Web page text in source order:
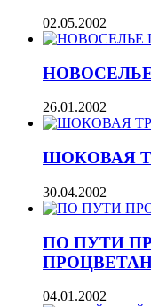
02.05.2002
26.01.2002
ШОКОВАЯ
30.04.2002
ПО ПУТИ
04.01.2002